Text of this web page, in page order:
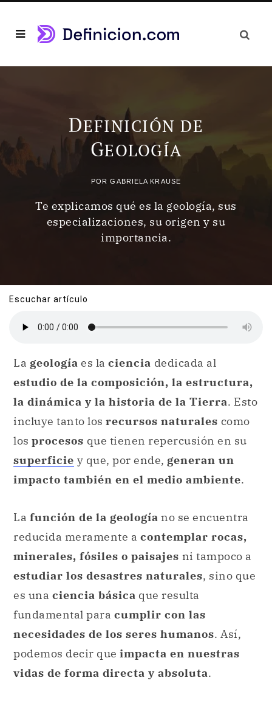
DEFINICIÓN DE
GEOLOGÍA
PORGABRIELA KRAUSE
Te explicamos qué es la geología, sus
especializaciones, su origen y su
importancia.
Escuchar artículo
La geología es la ciencia dedicada al
estudio de la composición, la estructura,
la dinámica y la historia de la Tierra. Esto
incluye tanto los recursos naturales como
los procesos que tienen repercusión en su
superficie y que, por ende, generan un
impacto también en el medio ambiente.
La función de la geología no se encuentra
reducida meramente a contemplar rocas,
minerales, fósiles o paisajes ni tampoco a
estudiar los desastres naturales, sino que
es una ciencia básica que resulta
fundamental para cumplir con las
necesidades de los seres humanos. Así,
podemos decir que impacta en nuestras
vidas de forma directa y absoluta.